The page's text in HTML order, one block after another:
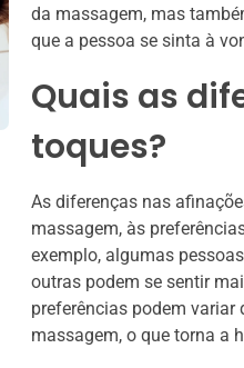
da massagem, mas
que a pessoa se sinta à
Quais as
toques?
As diferenças nas
massagem, às
exemplo, algumas
outras podem se sentir
preferências podem
massagem, o que torna a